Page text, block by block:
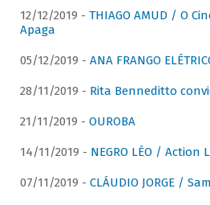
12/12/2019 - THIAGO AMUD / O
Apaga
05/12/2019 - ANA FRANGO
28/11/2019 - Rita Benneditto
21/11/2019 - OUROBA
14/11/2019 - NEGRO LÉO / Action
07/11/2019 - CLÁUDIO JORGE /